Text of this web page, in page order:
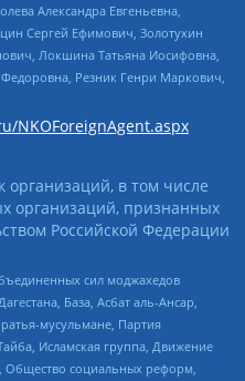
Александра Евгеньевна,
Сергей Ефимович, Золотухин
Локшина Татьяна Иосифовна,
Резник Генри Маркович,
NKOForeignAgent.aspx
в том числе
организаций, признанных
Российской Федерации
сил моджахедов
База, Асбат аль-Ансар,
мусульмане, Партия
Исламская группа, Движение
Общество социальных реформ,